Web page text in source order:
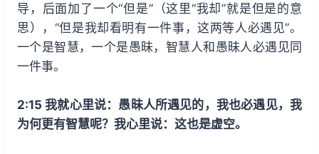
导，后面加了一个“但是”（这里“我却”就是但是的意
思），“但是我却看明有一件事，这两等人必遇见”。
一个是智慧，一个是愚昧，智慧人和愚昧人必遇见同
一件事。
2:15 我就心里说：愚昧人所遇见的，我也必遇见，我
为何更有智慧呢？我心里说：这也是虚空。